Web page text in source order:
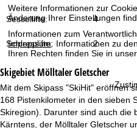
Weitere Informationen zur
Änderung Ihrer Einstellungen
Informationen zum
Impressum. Informationen zu
Ihren Rechten finden Sie in
Sessellifte: 4
Schlepplifte: 2
Skigebiet Mölltaler Gletscher
Mit dem Skipass "SkiHit" eröffnen
168 Pistenkilometer in den sieben
Skiregion). Darunter sind auch die
Kärntens, der Mölltaler Gletscher